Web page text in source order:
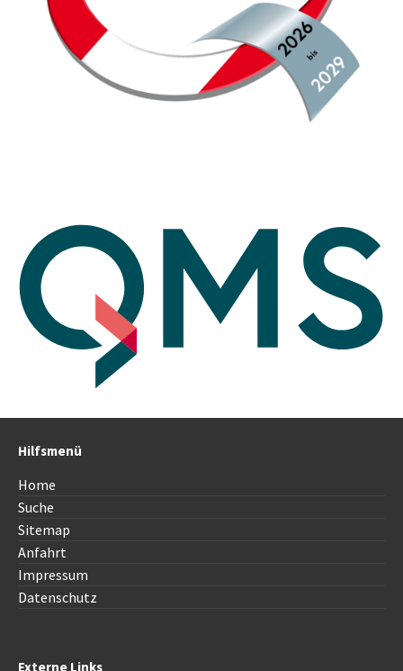
Hilfsmenü
Home
Suche
Sitemap
Anfahrt
Impressum
Datenschutz
Externe Links